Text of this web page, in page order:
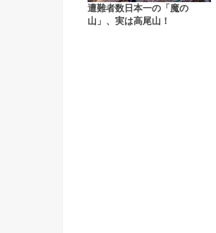
遭難者数日本一の「魔の
山」、実は高尾山！